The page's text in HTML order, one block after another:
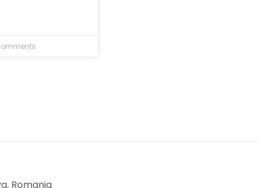
Romania